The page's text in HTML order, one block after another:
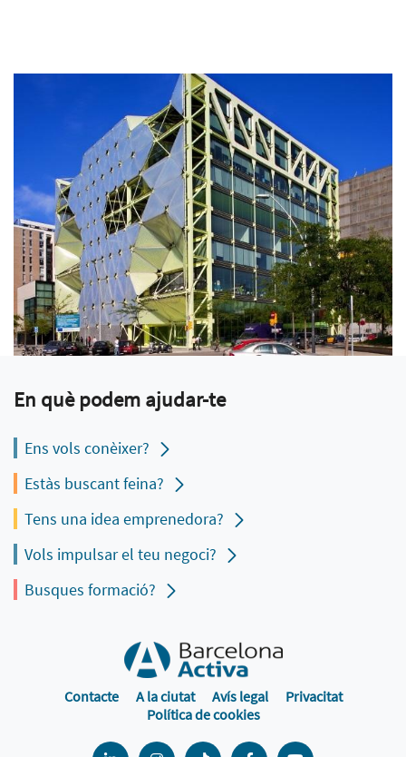
En què podem ajudar-te
Ens vols conèixer?
Estàs buscant feina?
Tens una idea emprenedora?
Vols impulsar el teu negoci?
Busques formació?
Contacte A la ciutat Avís legal
Privacitat
Política de cookies